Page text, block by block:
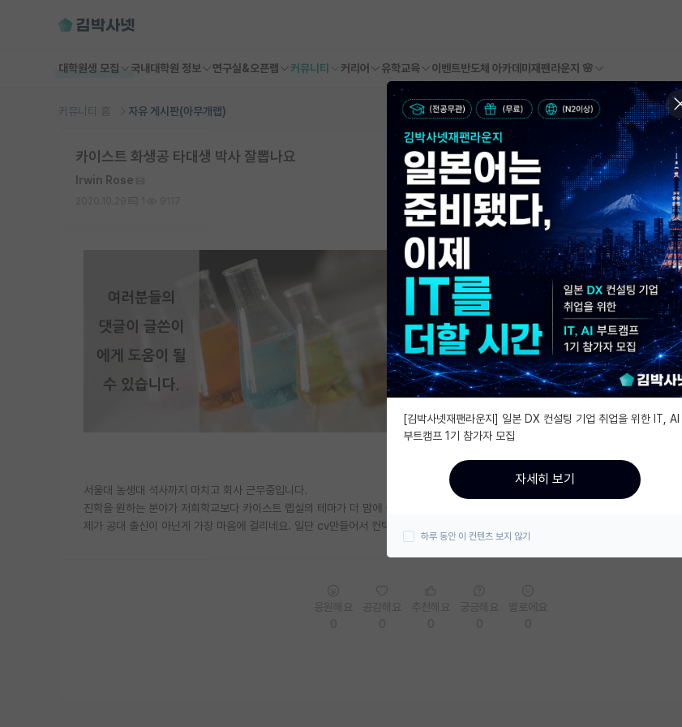
대학원생 모집 국내대학원 정보 연구실&오픈랩 커뮤니티 커리어 유학교육 이벤트반도체 아카데미 재팬라운지 🌸
커뮤니티 홈 자유 게시판(아무개랩)
카이스트 화생공 타대생 박사 잘뽑나요
Irwin Rose
스크랩
서울대 농생대 석사까지 마치고 회사 근무중입니다.
진학을 원하는 분야가 저희학교보다 카이스트 랩실의 테마가 더 맘에 들어서 카이스트로 박사를 진학하고싶은데요.
제가 공대 출신이 아닌게 가장 마음에 걸리네요. 일단 cv만들어서 컨택 먼저 해볼까하는데, 분위기 궁금해서 글 올려봅니다
[김박사넷재팬라운지] 일본 DX 컨설팅 기업 취업을 위한 IT, AI
부트캠프 1기 참가자 모집
자세히 보기
하루 동안 이 컨텐츠 보지 않기